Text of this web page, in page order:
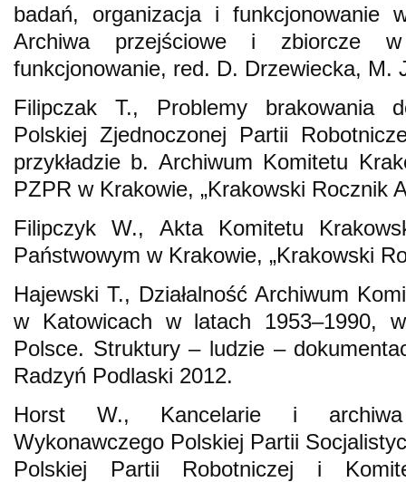
badań, organizacja i
Archiwa przejściowe i zbiorcze
funkcjonowanie, red. D. Drzewiecka, M.
Filipczak T., Problemy brakowania
Polskiej Zjednoczonej Partii
przykładzie b. Archiwum Komitetu
PZPR w Krakowie, „Krakowski Rocznik
Filipczyk W., Akta Komitetu
Państwowym w Krakowie, „Krakowski
Hajewski T., Działalność Archiwum
w Katowicach w latach 1953–1990,
Polsce. Struktury – ludzie –
Radzyń Podlaski 2012.
Horst W., Kancelarie i archiwa
Wykonawczego Polskiej Partii
Polskiej Partii Robotniczej i